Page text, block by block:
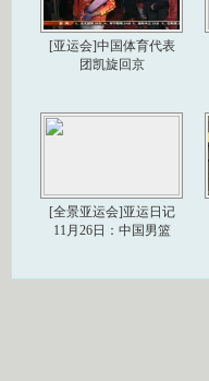
[亚运会]中国体育代表
团凯旋回京
[全景亚运会]亚运日记
11月26日：中国男篮